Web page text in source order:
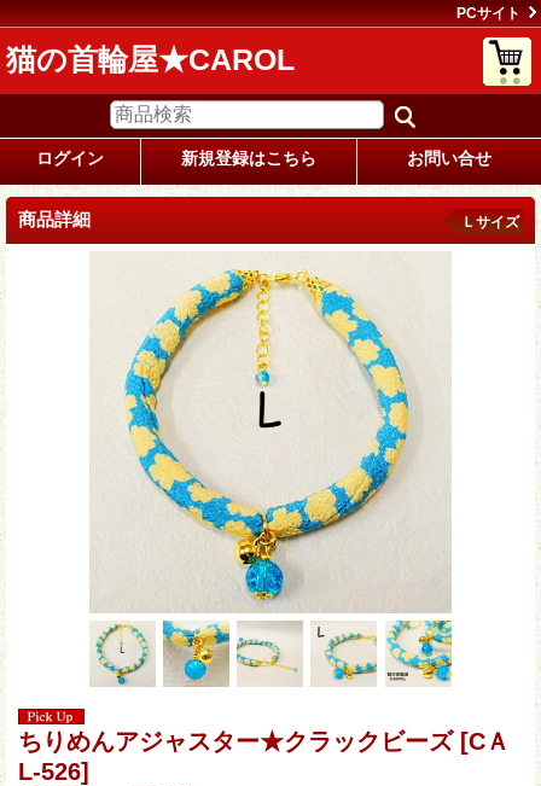
PCサイト
猫の首輪屋★CAROL
ログイン 新規登録はこちら お問い合せ
商品詳細 Ｌサイズ
ちりめんアジャスター★クラックビーズ [CＡ
L-526]